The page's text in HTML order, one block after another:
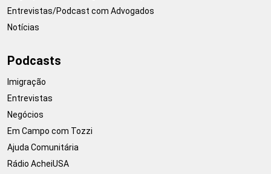
Entrevistas/Podcast com Advogados
Notícias
Podcasts
Imigração
Entrevistas
Negócios
Em Campo com Tozzi
Ajuda Comunitária
Rádio AcheiUSA